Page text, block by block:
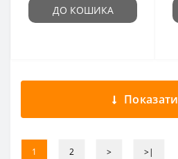
ДО КОШИКА
1 2 > >|